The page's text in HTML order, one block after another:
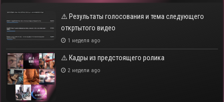
⚠️ Результаты голосования и тема следующего
откртытого видео
1 неделя ago
⚠️ Кадры из предстоящего ролика
2 недели ago